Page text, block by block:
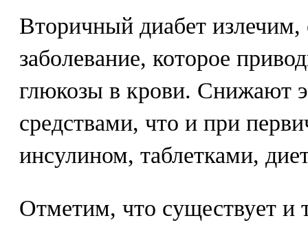
Вторичный диабет излечим,
заболевание, которое
глюкозы в крови. Снижают
средствами, что и при
инсулином, таблетками,
Отметим, что существует и